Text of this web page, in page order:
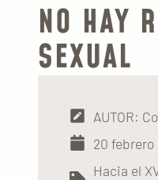
NO HAY
SEXUAL
AUTOR:
20 febrero
Hacia el